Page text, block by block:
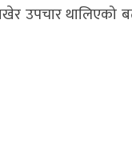
उपचार थालिएको